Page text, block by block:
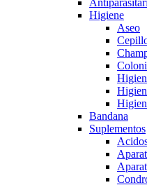
Higiene
Aseo
Bandana
Suplementos